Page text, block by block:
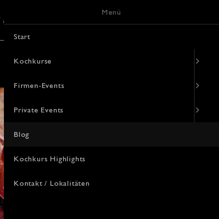
Menü
Start
Kochkurse
Firmen-Events
Private Events
Blog
Kochkurs Highlights
Kontakt / Lokalitäten